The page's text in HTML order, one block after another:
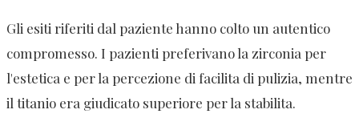
Gli esiti riferiti dal paziente hanno colto un autentico
compromesso. I pazienti preferivano la zirconia per
l'estetica e per la percezione di facilita di pulizia, mentre
il titanio era giudicato superiore per la stabilita.